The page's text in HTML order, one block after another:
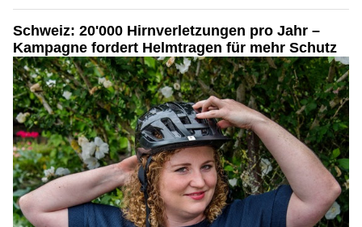
Schweiz: 20'000 Hirnverletzungen pro Jahr –
Kampagne fordert Helmtragen für mehr Schutz